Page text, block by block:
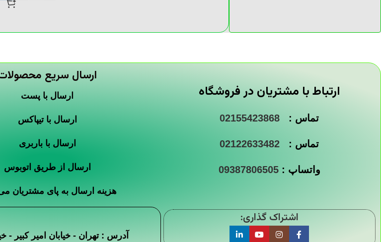
ارتباط با مشتریان در فروشگاه
تماس : 02155423868
تماس : 02122633482
واتساپ :09387806505
ارسال سریع
ارسال با پست
ارسال با تیپاکس
ارسال با باربری
ارسال از طریق اتوبوس
هزینه ارسال به پای مشتریان
اشتراک گذاری:
آدرس : تهران - خیابان امیر کبیر